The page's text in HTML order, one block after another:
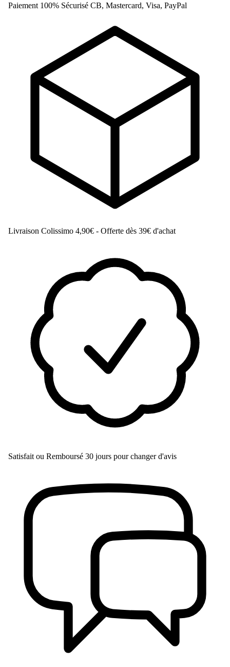
Paiement 100% Sécurisé CB, Mastercard, Visa, PayPal
Livraison Colissimo 4,90€ - Offerte dès 39€ d'achat
Satisfait ou Remboursé 30 jours pour changer d'avis